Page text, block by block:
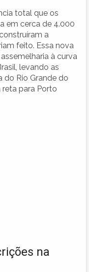
total que os
em cerca de 4.000
a
feito. Essa nova
à curva
levando as
do Rio Grande do
para Porto
na